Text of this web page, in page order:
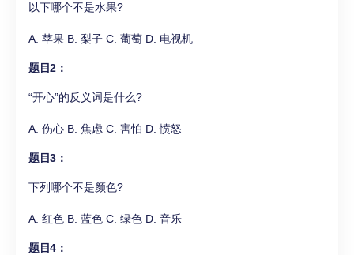
以下哪个不是水果?
A. 苹果 B. 梨子 C. 葡萄 D. 电视机
题目2：
“开心”的反义词是什么?
A. 伤心 B. 焦虑 C. 害怕 D. 愤怒
题目3：
下列哪个不是颜色?
A. 红色 B. 蓝色 C. 绿色 D. 音乐
题目4：